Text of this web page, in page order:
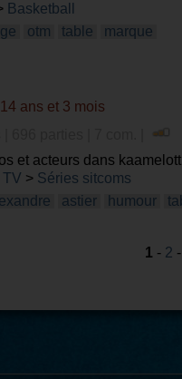
Basketball
otm table marque
ans et 3 mois
et acteurs dans kaamelott
TV > Séries sitcoms
astier humour
1 - 2